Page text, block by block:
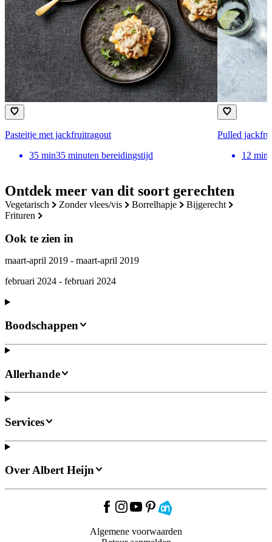
Ontdek meer van dit soort gerechten
vegetarisch zonder vlees/vis borrelhapje
bijgerecht
frituren
Ook te zien in
maart-april 2019 - maart-april 2019
februari 2024 - februari 2024
Pasteitje met jackfruitragout
35 min35 minuten bereidingstijd
Pulled
12 min
Boodschappen
Allerhande
Services
Over Albert Heijn
Algemene voorwaarden